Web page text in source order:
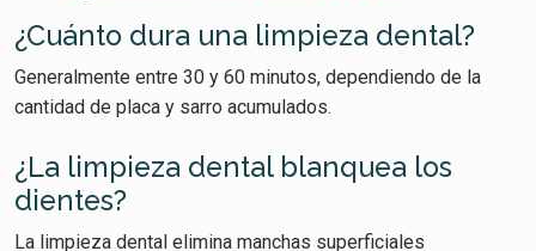
¿Cuánto dura una limpieza dental?
Generalmente entre 30 y 60 minutos, dependiendo de la
cantidad de placa y sarro acumulados.
¿La limpieza dental blanquea los
dientes?
La limpieza dental elimina manchas superficiales